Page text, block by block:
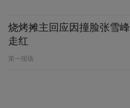
烧烤摊主回应因撞脸张雪峰
走红
第一现场